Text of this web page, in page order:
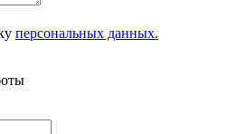
персональных данных.